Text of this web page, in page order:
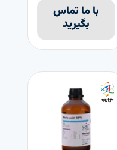
با ما تماس
بگیرید